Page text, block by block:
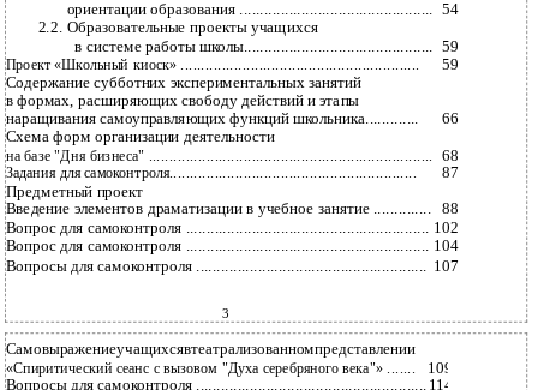
ориентации образования ............................................... 54
2.2. Образовательные проекты учащихся
в системе работы школы..............................................
59
Проект «Школьный киоск» ..........................................................
59
Содержание субботних экспериментальных занятий
в формах, расширяющих свободу действий и этапы
наращивания самоуправляющих функций школьника.............
66
Схема форм организации деятельности
на базе "Дня бизнеса" ..................................................................... 68
Задания для самоконтроля............................................................
87
Предметный проект
Введение элементов драматизации в учебное занятие ..............
88
Вопрос для самоконтроля ........................................................... 102
Вопрос для самоконтроля ........................................................... 104
Вопросы для самоконтроля ........................................................ 107
3
Самовыражениеучащихсявтеатрализованномпредставлении
«Спиритический сеанс с вызовом "Духа серебряного века"» ....... 109
Вопросы для самоконтроля ........................................................ 114